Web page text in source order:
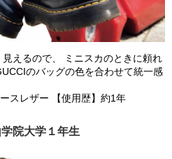
えるので、 ミニスカのときに頼れ
のバッグの色を合わせて統一感
スレザー 【使用歴】約1年
院大学１年生